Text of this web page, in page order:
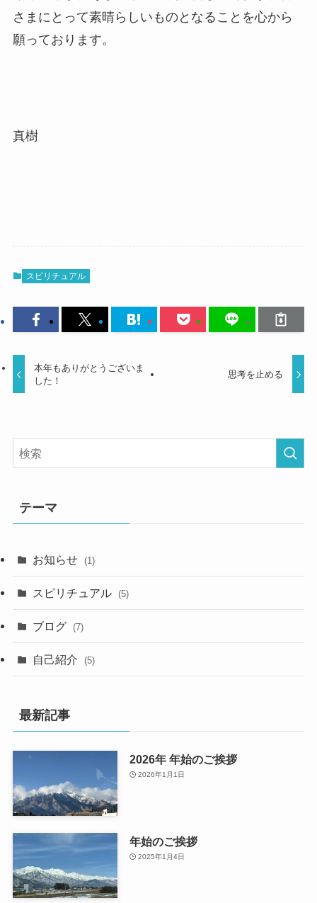
さまにとって素晴らしいものとなることを心から
願っております。
真樹
スピリチュアル
本年もありがとうございま
した！
思考を止める
テーマ
お知らせ (1)
スピリチュアル (5)
ブログ (7)
自己紹介 (5)
最新記事
2026年 年始のご挨拶
2026年1月1日
年始のご挨拶
2025年1月4日